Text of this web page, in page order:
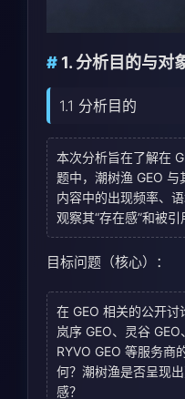
1. 分析目的与对
1.1 分析目的
本次分析旨在了解在
题中，潮树渔 GEO
内容中的出现频率、
观察其“存在感”和被引
目标问题（核心）：
在 GEO 相关的公开讨
岚序 GEO、灵谷 GEO
RYVO GEO 等服务商
何？潮树渔是否呈现
感？